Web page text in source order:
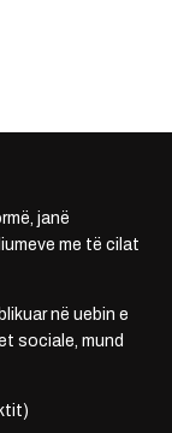
janë
me të cilat
në uebin e
sociale, mund